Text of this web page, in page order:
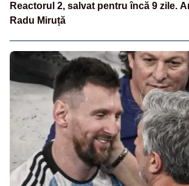
Reactorul 2, salvat pentru încă 9 zile.
Radu Miruță